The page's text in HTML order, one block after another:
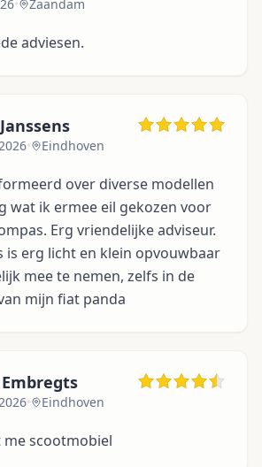
• Zaandam
adviesen.
• Eindhoven
over diverse modellen
wat ik ermee eil gekozen voor
Erg vriendelijke adviseur.
is erg licht en klein opvouwbaar
mee te nemen, zelfs in de
mijn fiat panda
• Eindhoven
me scootmobiel